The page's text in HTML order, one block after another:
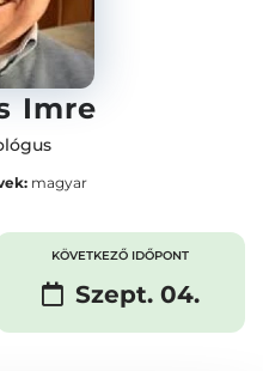
Imre
magyar
KÖVETKEZŐ IDŐPONT
Szept. 04.